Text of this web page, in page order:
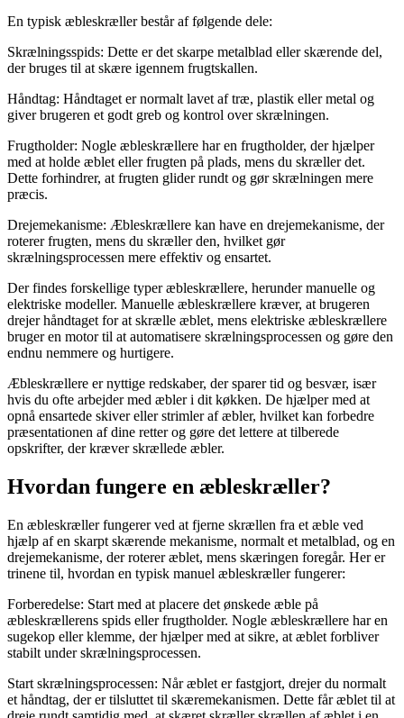
En typisk æbleskræller består af følgende dele:
Skrælningsspids: Dette er det skarpe metalblad eller skærende del,
der bruges til at skære igennem frugtskallen.
Håndtag: Håndtaget er normalt lavet af træ, plastik eller metal og
giver brugeren et godt greb og kontrol over skrælningen.
Frugtholder: Nogle æbleskrællere har en frugtholder, der hjælper
med at holde æblet eller frugten på plads, mens du skræller det.
Dette forhindrer, at frugten glider rundt og gør skrælningen mere
præcis.
Drejemekanisme: Æbleskrællere kan have en drejemekanisme, der
roterer frugten, mens du skræller den, hvilket gør
skrælningsprocessen mere effektiv og ensartet.
Der findes forskellige typer æbleskrællere, herunder manuelle og
elektriske modeller. Manuelle æbleskrællere kræver, at brugeren
drejer håndtaget for at skrælle æblet, mens elektriske æbleskrællere
bruger en motor til at automatisere skrælningsprocessen og gøre den
endnu nemmere og hurtigere.
Æbleskrællere er nyttige redskaber, der sparer tid og besvær, især
hvis du ofte arbejder med æbler i dit køkken. De hjælper med at
opnå ensartede skiver eller strimler af æbler, hvilket kan forbedre
præsentationen af dine retter og gøre det lettere at tilberede
opskrifter, der kræver skrællede æbler.
Hvordan fungere en æbleskræller?
En æbleskræller fungerer ved at fjerne skrællen fra et æble ved
hjælp af en skarpt skærende mekanisme, normalt et metalblad, og en
drejemekanisme, der roterer æblet, mens skæringen foregår. Her er
trinene til, hvordan en typisk manuel æbleskræller fungerer:
Forberedelse: Start med at placere det ønskede æble på
æbleskrællerens spids eller frugtholder. Nogle æbleskrællere har en
sugekop eller klemme, der hjælper med at sikre, at æblet forbliver
stabilt under skrælningsprocessen.
Start skrælningsprocessen: Når æblet er fastgjort, drejer du normalt
et håndtag, der er tilsluttet til skæremekanismen. Dette får æblet til at